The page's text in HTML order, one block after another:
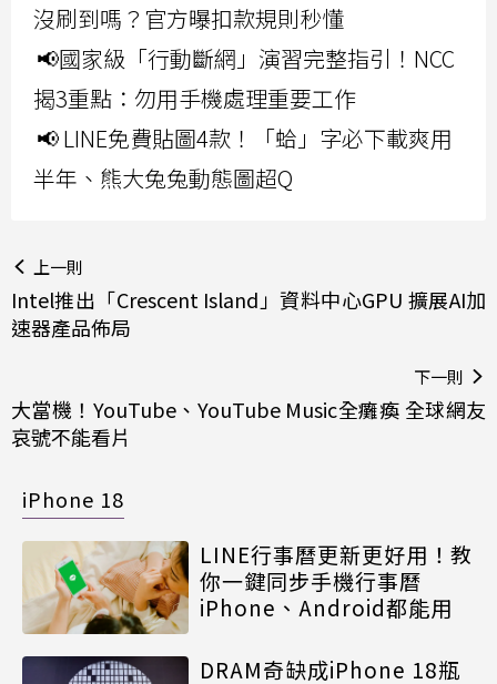
沒刷到嗎？官方曝扣款規則秒懂
📢國家級「行動斷網」演習完整指引！NCC
揭3重點：勿用手機處理重要工作
📢 LINE免費貼圖4款！「蛤」字必下載爽用
半年、熊大兔兔動態圖超Q
上一則
Intel推出「Crescent Island」資料中心GPU 擴展AI加
速器產品佈局
下一則
大當機！YouTube、YouTube Music全癱瘓 全球網友
哀號不能看片
iPhone 18
LINE行事曆更新更好用！教
你一鍵同步手機行事曆
iPhone、Android都能用
DRAM奇缺成iPhone 18瓶